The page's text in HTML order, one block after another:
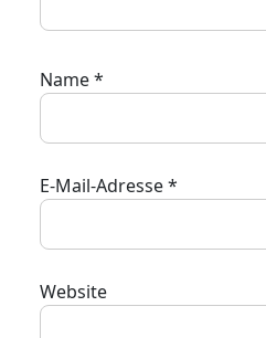
Name*
E-Mail-Adresse*
Website